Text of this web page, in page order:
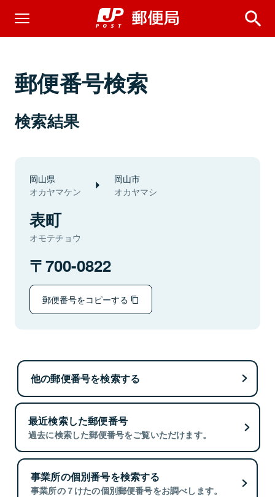
郵便番号検索
検索結果
岡山県
オカヤマケン
岡山市
オカヤマシ
表町
オモテチョウ
700-0822
郵便番号をコピーする
他の郵便番号を検索する
最近検索した郵便番号
過去に検索した郵便番号をご覧いただけます。
事業所の個別番号を検索する
事業所の７けたの個別郵便番号をお調べします。